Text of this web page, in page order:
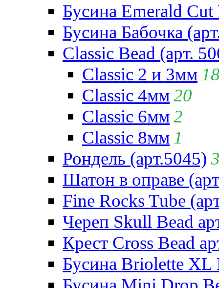
Бусина Emerald Cut
Бусина Бабочка
Classic Bead (арт.
Classic 2 и 3мм
Classic 4мм20
Classic 6мм2
Classic 8мм 1
Рондель (арт.5045)
Шатон в оправе
Fine Rocks Tube
Череп Skull Bead
Крест Cross Bead
Бусина Briolette XL